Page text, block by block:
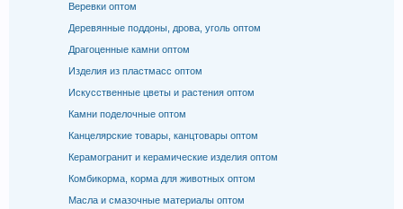
Веревки оптом
Деревянные поддоны, дрова, уголь оптом
Драгоценные камни оптом
Изделия из пластмасс оптом
Искусственные цветы и растения оптом
Камни поделочные оптом
Канцелярские товары, канцтовары оптом
Керамогранит и керамические изделия оптом
Комбикорма, корма для животных оптом
Масла и смазочные материалы оптом